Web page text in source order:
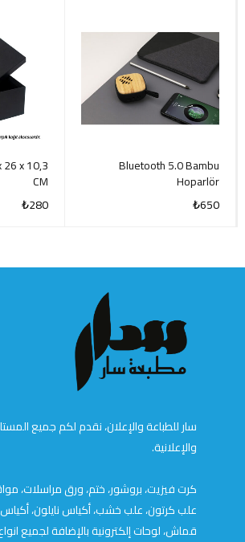
Bluetooth 5.0 Bambu
Hoparlör
₺650
x 10,3
CM
₺280
سار للطباعة والإعلان، نقدم لكم جميع
والإعلانية.
كرت فيزيت، بروشور، ختم، ورق مراسلات،
علب كرتون، علب خشب، أكياس نايلون،
قماش، لوحات إلكترونية بالإضافة لجميع